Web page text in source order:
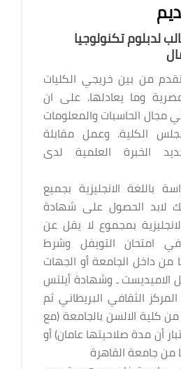
لدبلوم تكنولوجيا
من بين خريجي الكليات
وما يعادلها. على ان
مجال الحاسبات والمعلومات
الكلية. وعمل مقابلة
الخبرة العلمية لدى
باللغة الانجليزية بجميع
لابد الحصول على شهادة
بمجموع لا يقل عن
في امتحان التويفل وشرط
من داخل الجامعة أو الجهات
الاميديست ـ وشهادة أيلتس
الثقافي البريطاني ثم
كلية الالسن بالجامعة (مع
أن مدة صلاحيتها عامان) أو
من جامعة القاهرة